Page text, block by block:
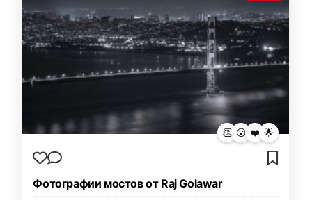
👏 😮 ❤️ 🌟
Фотографии мостов от Raj Golawar